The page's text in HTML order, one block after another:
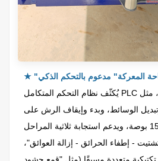
★
المعركة" مدعوم بالتحكم الذكي
يُكثّف نظام التحكم المتكامل PLC أكثر من 20 وظيفة، مثل
الوسائط، وبدء وإيقاف الرش على
شاشة لمس مقاس 15 بوصة، ويدعم استجابة ثلاثية المراحل
- إطفاء الحرائق - إزالة العوائق"،